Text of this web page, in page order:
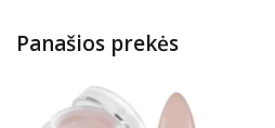
Panašios prekės